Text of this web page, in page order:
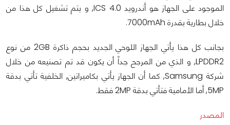
الموجود على الجهاز هو أندرويد 4.0 ICS, و يتم تشغيل كل هذا من
خلال بطارية بقدرة 7000mAh.
بجانب كل هذا يأتي الجهاز اللوحي الجديد بحجم ذاكرة 2GB من نوع
LPDDR2, و الذي من المرجح جداً أن يكون قد تم تصنيعه من خلال
شركة Samsung, كما أن الجهاز يأتي بكاميراتين, الخلفية تأتي بدقة
5MP, أما الأمامية فتأتي بدقة 2MP فقط.
المصدر